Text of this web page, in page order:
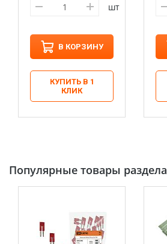
шт
В КОРЗИНУ
КУПИТЬ В 1
КЛИК
Популярные товары раздела